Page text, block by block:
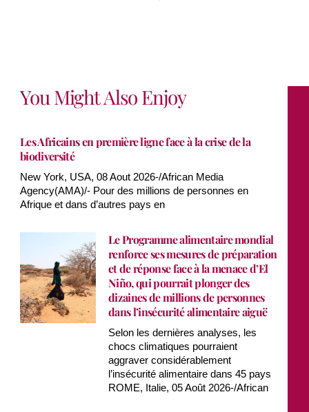
You Might Also Enjoy
Les Africains en première ligne face à la crise de la
biodiversité
New York, USA, 08 Aout 2026-/African Media
Agency(AMA)/- Pour des millions de personnes en
Afrique et dans d’autres pays en
Le Programme alimentaire mondial
renforce ses mesures de préparation
et de réponse face à la menace d’El
Niño, qui pourrait plonger des
dizaines de millions de personnes
dans l’insécurité alimentaire aiguë
Selon les dernières analyses, les
chocs climatiques pourraient
aggraver considérablement
l’insécurité alimentaire dans 45 pays
ROME, Italie, 05 Août 2026-/African